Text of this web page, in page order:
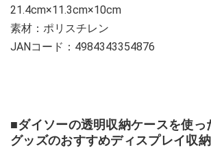
21.4cm×11.3cm×10cm
素材：ポリスチレン
JANコード：4984343354876
■ダイソーの透明収納ケースを使っ
グッズのおすすめディスプレイ収